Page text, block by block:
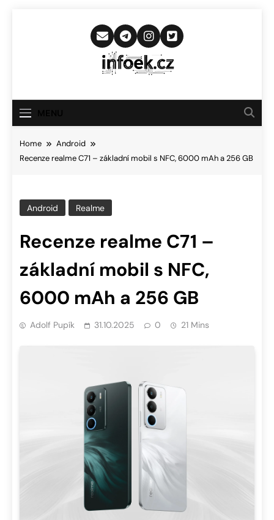
Infoek.cz
Novinkám
Home
Android
Recenze realme C71 – základní mobil s NFC, 6000 mAh a 256 GB
Android Realme
Recenze realme C71 –
základní mobil s NFC,
6000 mAh a 256 GB
Adolf Pupík 31.10.2025 0 21 Mins